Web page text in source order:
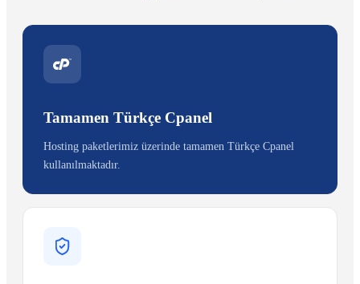
Tamamen Türkçe Cpanel
Hosting paketlerimiz üzerinde tamamen Türkçe Cpanel
kullanılmaktadır.